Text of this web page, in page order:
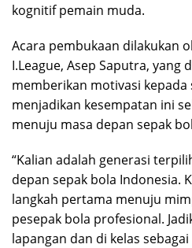
kognitif pemain muda.
Acara pembukaan dilakukan
I.League, Asep Saputra, yang
memberikan motivasi
menjadikan kesempatan ini
menuju masa depan sepak
“Kalian adalah generasi
depan sepak bola Indonesia.
langkah pertama menuju
pesepak bola profesional.
lapangan dan di kelas